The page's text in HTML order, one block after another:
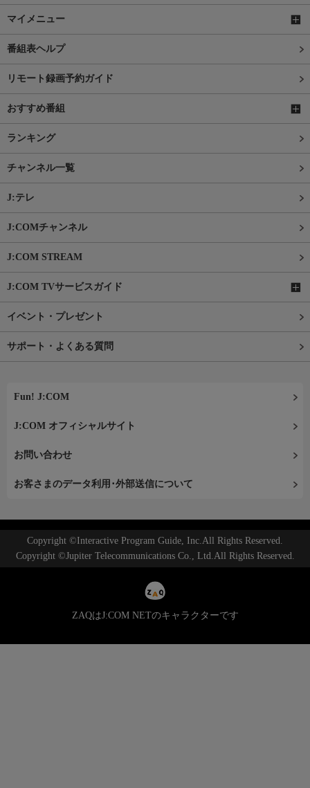
マイメニュー
番組表ヘルプ
リモート録画予約ガイド
おすすめ番組
ランキング
チャンネル一覧
J:テレ
J:COMチャンネル
J:COM STREAM
J:COM TVサービスガイド
イベント・プレゼント
サポート・よくある質問
Fun! J:COM
J:COM オフィシャルサイト
お問い合わせ
お客さまのデータ利用･外部送信について
Copyright ©Interactive Program Guide, Inc.All Rights Reserved.
Copyright ©Jupiter Telecommunications Co., Ltd.All Rights Reserved.
ZAQはJ:COM NETのキャラクターです